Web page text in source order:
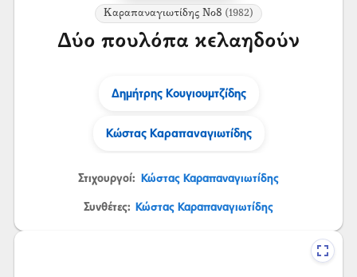
Καραπαναγιωτίδης Νο8 (1982)
Δύο πουλόπα κελαηδούν
Δημήτρης Κουγιουμτζίδης
Κώστας Καραπαναγιωτίδης
Στιχουργοί: Κώστας Καραπαναγιωτίδης
Συνθέτες: Κώστας Καραπαναγιωτίδης